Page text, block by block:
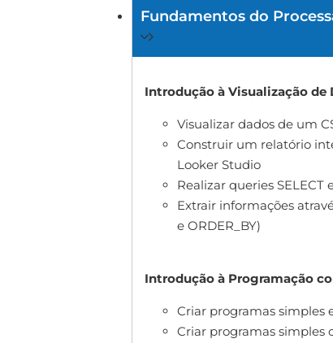
Fundamentos do
Introdução à Visualização de
Visualizar dados de um
Construir um relatório
Looker Studio
Realizar queries
Extrair informações
e ORDER_BY)
Introdução à Programação
Criar programas simples
Criar programas simples